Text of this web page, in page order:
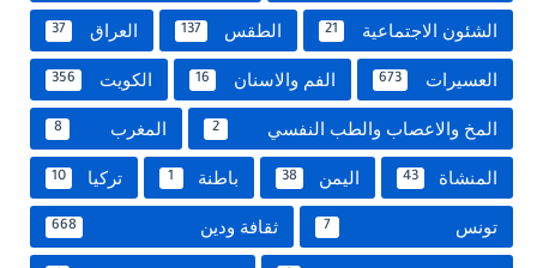
الشئون الاجتماعية 21 الطقس 137 العراق 37
العسيرات 673 الفم والاسنان 16 الكويت 356
المخ والاعصاب والطب النفسي 2 المغرب 8
المنشاة 43 اليمن 38 باطنة 1 تركيا 10
تونس 7 ثقافة ودين 668